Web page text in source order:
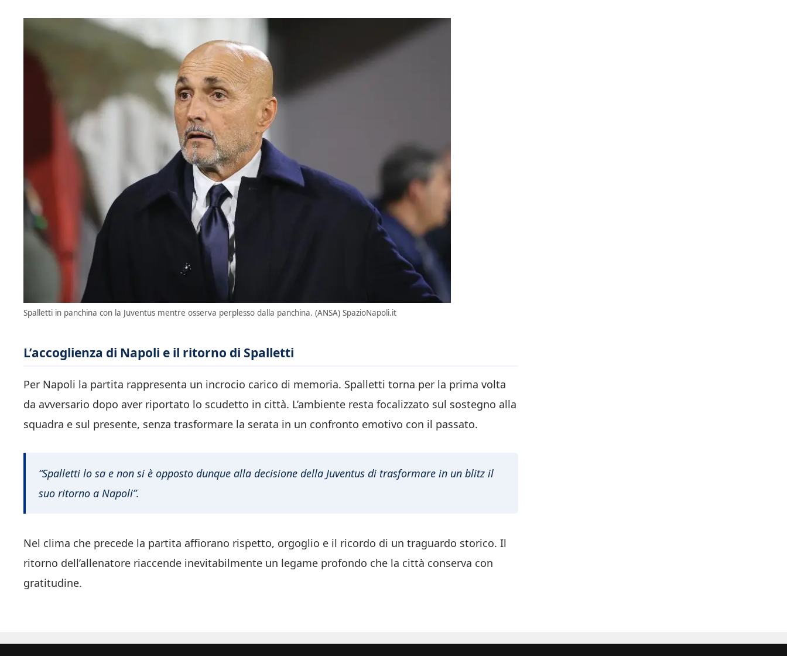
Spalletti in panchina con la Juventus mentre osserva perplesso dalla panchina. (ANSA) SpazioNapoli.it
L’accoglienza di Napoli e il ritorno di Spalletti
Per Napoli la partita rappresenta un incrocio carico di memoria. Spalletti torna per la prima volta
da avversario dopo aver riportato lo scudetto in città. L’ambiente resta focalizzato sul sostegno alla
squadra e sul presente, senza trasformare la serata in un confronto emotivo con il passato.
“Spalletti lo sa e non si è opposto dunque alla decisione della Juventus di trasformare in un blitz il
suo ritorno a Napoli”.
Nel clima che precede la partita affiorano rispetto, orgoglio e il ricordo di un traguardo storico. Il
ritorno dell’allenatore riaccende inevitabilmente un legame profondo che la città conserva con
gratitudine.